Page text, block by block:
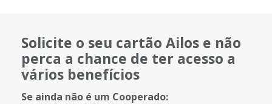
Solicite o seu cartão Ailos e não
perca a chance de ter acesso a
vários benefícios
Se ainda não é um Cooperado: